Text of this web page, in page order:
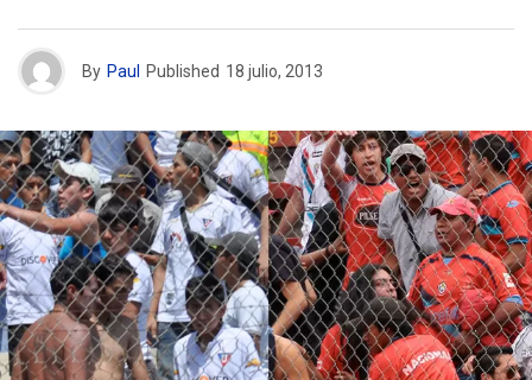
By Paul Published 18 julio, 2013